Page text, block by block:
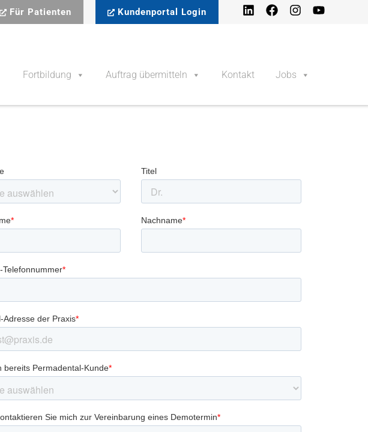
Für Patienten Kundenportal Login
Fortbildung Auftrag übermitteln Kontakt Jobs